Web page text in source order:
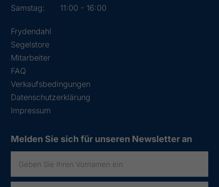
Samstag:
11:00 - 16:00
Frydendahl
Segelstore
Mitarbeiter
FAQ
Verkaufsbedingungen
Datenschutzerklärung
Impressum
Melden Sie sich für unseren Newsletter an